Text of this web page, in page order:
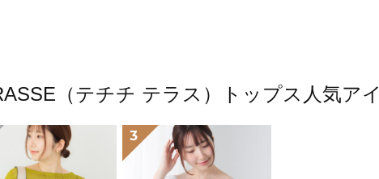
（テチチ テラス）トップス人気ア
3